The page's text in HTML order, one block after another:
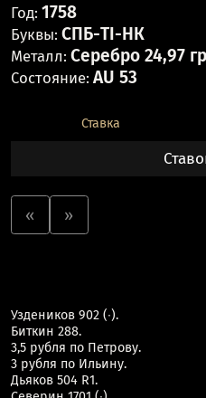
Год: 1758
Буквы: СПБ-ТI-НК
Металл: Серебро 24,97
Состояние: AU 53
Ставка
« »
Уздеников 902 (∙).
Биткин 288.
3,5 рубля по Петрову.
3 рубля по Ильину.
Дьяков 504 R1.